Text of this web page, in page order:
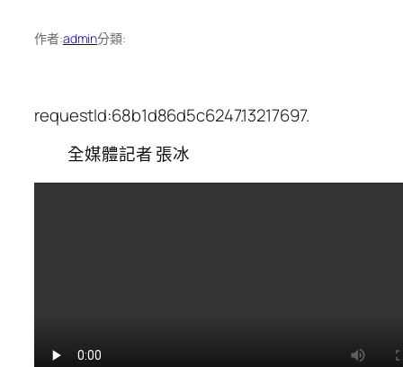
作者:admin分類:
requestId:68b1d86d5c6247.13217697.
全媒體記者 張冰